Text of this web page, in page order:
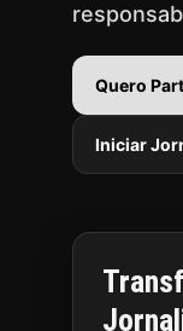
Quero
Iniciar